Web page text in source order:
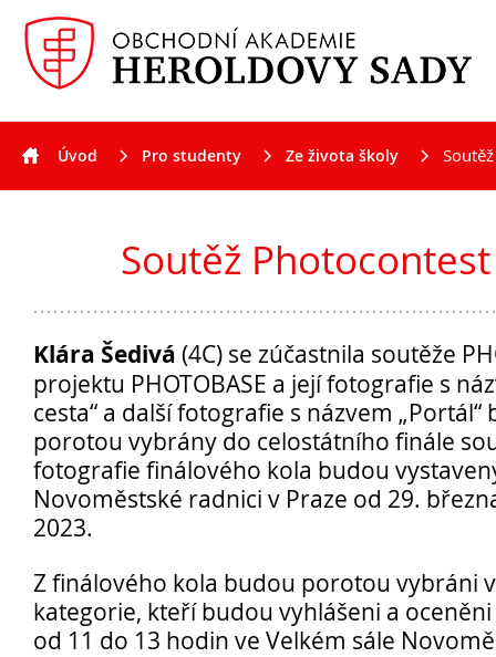
Aktuality
Opravné zkoušky a doklasifikace srpen
Úvod Pro studenty Ze života školy
Soutěž
Klára Šedivá (4C) se zúčastnila soutěže
projektu PHOTOBASE a její fotografie s
cesta“ a další fotografie s názvem
porotou vybrány do celostátního finále
fotografie finálového kola budou
Novoměstské radnici v Praze od 29.
2023.
Z finálového kola budou porotou vybráni
kategorie, kteří budou vyhlášeni a
od 11 do 13 hodin ve Velkém sále